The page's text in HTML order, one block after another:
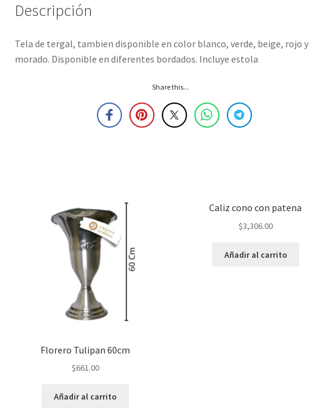
Descripción
Tela de tergal, tambien disponible en color blanco, verde, beige, rojo y
morado. Disponible en diferentes bordados. Incluye estola
Share this...
Florero Tulipan 60cm
$661.00
Añadir al carrito
Caliz cono con patena
$3,306.00
Añadir al carrito